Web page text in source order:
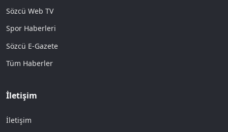
Sözcü Web TV
Spor Haberleri
Sözcü E-Gazete
Tüm Haberler
İletişim
İletişim